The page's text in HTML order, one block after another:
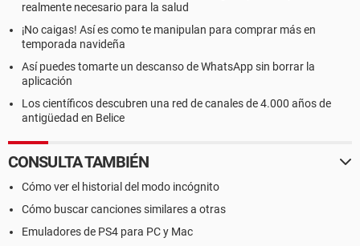
realmente necesario para la salud
¡No caigas! Así es como te manipulan para comprar más en
temporada navideña
Así puedes tomarte un descanso de WhatsApp sin borrar la
aplicación
Los científicos descubren una red de canales de 4.000 años de
antigüedad en Belice
CONSULTA TAMBIÉN
Cómo ver el historial del modo incógnito
Cómo buscar canciones similares a otras
Emuladores de PS4 para PC y Mac